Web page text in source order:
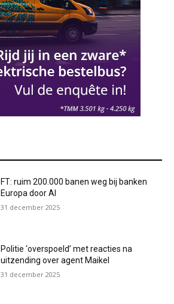
FT: ruim 200.000 banen weg bij banken
Europa door AI
31 december 2025
Politie ‘overspoeld’ met reacties na
uitzending over agent Maikel
31 december 2025